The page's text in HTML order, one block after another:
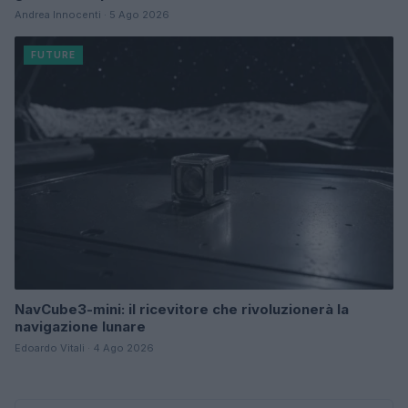
Andrea Innocenti · 5 Ago 2026
FUTURE
NavCube3-mini: il ricevitore che rivoluzionerà la
navigazione lunare
Edoardo Vitali · 4 Ago 2026